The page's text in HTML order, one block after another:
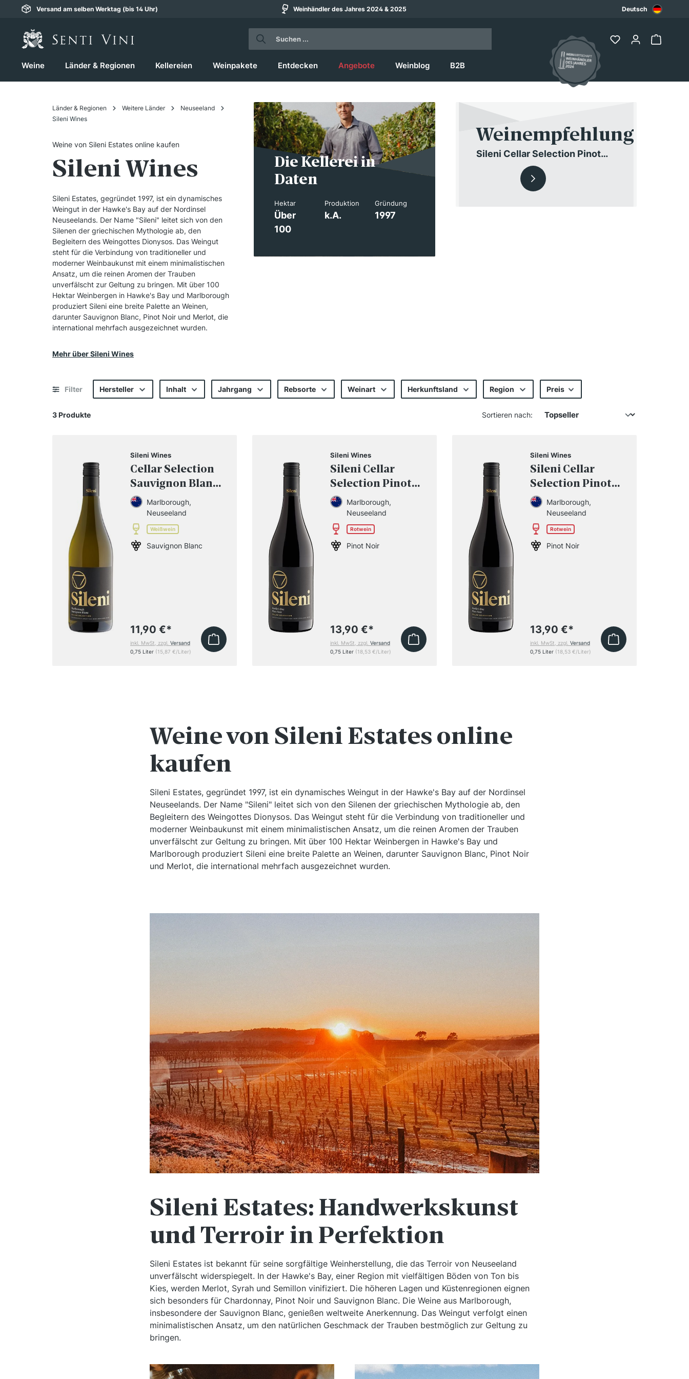
Zur Hauptnavigation springen
Versand am selben Werktag (bis 14 Uhr) Weinhändler des Jahres 2024 & 2025 Deutsch
Weine Länder & Regionen Kellereien Weinpakete Entdecken Angebote Weinblog B2B
Länder & Regionen Weitere Länder
Neuseeland
Sileni Wines
Weine von Sileni Estates online kaufen
Sileni Wines
Sileni Estates, gegründet 1997, ist ein dynamisches
Weingut in der Hawke's Bay auf der Nordinsel
Neuseelands. Der Name "Sileni" leitet sich von den
Silenen der griechischen Mythologie ab, den
Begleitern des Weingottes Dionysos. Das Weingut
steht für die Verbindung von traditioneller und
moderner Weinbaukunst mit einem minimalistischen
Ansatz, um die reinen Aromen der Trauben
unverfälscht zur Geltung zu bringen. Mit über 100
Hektar Weinbergen in Hawke's Bay und Marlborough
produziert Sileni eine breite Palette an Weinen,
darunter Sauvignon Blanc, Pinot Noir und Merlot, die
international mehrfach ausgezeichnet wurden.
Mehr über Sileni Wines
Die Kellerei in
Daten
Hektar
Über
100
Produktion
k.A.
Gründung
1997
Weinempfehlung
Sileni Cellar Selection Pinot
Filter Hersteller Inhalt Jahrgang Rebsorte Weinart Herkunftsland Region Preis
3 Produkte Sortieren nach:
Sileni Wines
Cellar Selection
Sauvignon Blanc
2025Marlborough,
Neuseeland
Weißwein
Sauvignon Blanc
11,90 €*
inkl. MwSt, zzgl. Versand
0,75 Liter (15,87 €/Liter)
Sileni Wines
Sileni Cellar
Selection Pinot
Noir 2021
Marlborough,
Neuseeland
Rotwein
Pinot Noir
13,90 €*
inkl. MwSt, zzgl. Versand
0,75 Liter (18,53 €/Liter)
Sileni Wines
Sileni Cellar
Selection Pinot
Noir 2024
Marlborough,
Neuseeland
Rotwein
Pinot Noir
13,90 €*
inkl. MwSt, zzgl. Versand
0,75 Liter (18,53 €/Liter)
Weine von Sileni Estates online
kaufen
Sileni Estates, gegründet 1997, ist ein dynamisches Weingut in der Hawke's Bay auf der Nordinsel
Neuseelands. Der Name "Sileni" leitet sich von den Silenen der griechischen Mythologie ab, den
Begleitern des Weingottes Dionysos. Das Weingut steht für die Verbindung von traditioneller und
moderner Weinbaukunst mit einem minimalistischen Ansatz, um die reinen Aromen der Trauben
unverfälscht zur Geltung zu bringen. Mit über 100 Hektar Weinbergen in Hawke's Bay und
Marlborough produziert Sileni eine breite Palette an Weinen, darunter Sauvignon Blanc, Pinot Noir
und Merlot, die international mehrfach ausgezeichnet wurden.
Sileni Estates: Handwerkskunst
und Terroir in Perfektion
Sileni Estates ist bekannt für seine sorgfältige Weinherstellung, die das Terroir von Neuseeland
unverfälscht widerspiegelt. In der Hawke's Bay, einer Region mit vielfältigen Böden von Ton bis
Kies, werden Merlot, Syrah und Semillon vinifiziert. Die höheren Lagen und Küstenregionen eignen
sich besonders für Chardonnay, Pinot Noir und Sauvignon Blanc. Die Weine aus Marlborough,
insbesondere der Sauvignon Blanc, genießen weltweite Anerkennung. Das Weingut verfolgt einen
minimalistischen Ansatz, um den natürlichen Geschmack der Trauben bestmöglich zur Geltung zu
bringen.